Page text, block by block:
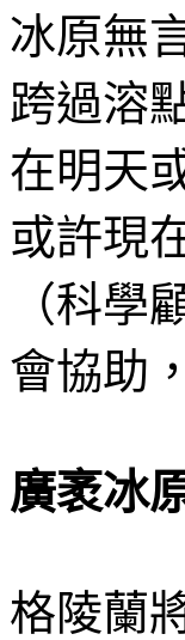
冰原無
跨過溶
在明天
或許現
（科學
會協助
廣袤冰
格陵蘭